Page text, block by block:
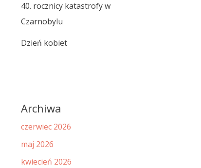
40. rocznicy katastrofy w
Czarnobylu
Dzień kobiet
Archiwa
czerwiec 2026
maj 2026
kwiecień 2026